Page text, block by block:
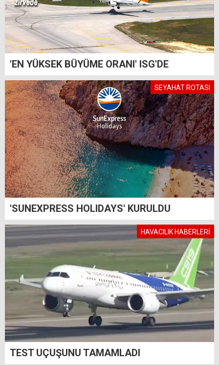
'EN YÜKSEK BÜYÜME ORANI' ISG'DE
SEYAHAT ROTASI
'SUNEXPRESS HOLIDAYS' KURULDU
HAVACILIK HABERLERİ
TEST UÇUŞUNU TAMAMLADI